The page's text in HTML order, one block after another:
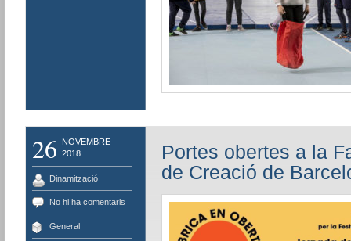
26
NOVEMBRE
2018
Dinamització
No hi ha comentaris
General
Portes obertes a la
de Creació de